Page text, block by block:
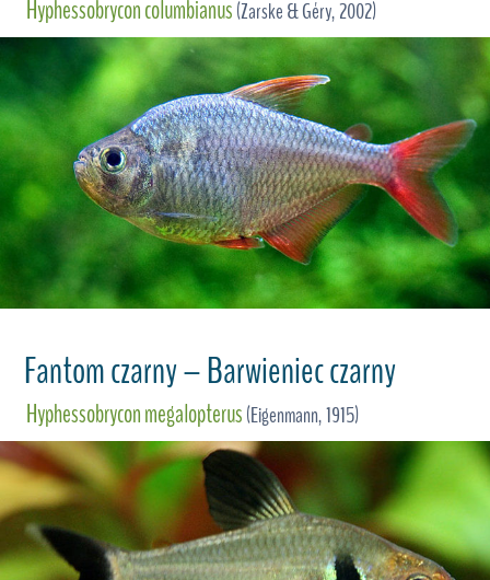
Hyphessobrycon columbianus(Zarske & Géry, 2002)
Fantom czarny – Barwieniec czarny
Hyphessobrycon megalopterus(Eigenmann, 1915)